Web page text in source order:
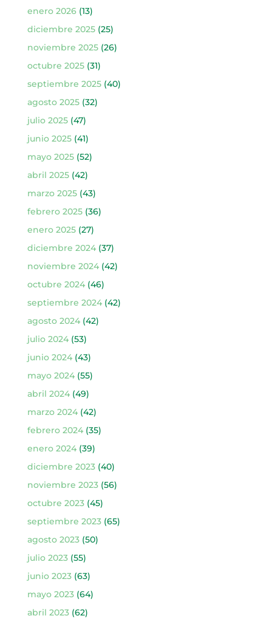
enero 2026(13)
diciembre 2025(25)
noviembre 2025(26)
octubre 2025(31)
septiembre 2025(40)
agosto 2025(32)
julio 2025(47)
junio 2025(41)
mayo 2025(52)
abril 2025(42)
marzo 2025(43)
febrero 2025(36)
enero 2025(27)
diciembre 2024(37)
noviembre 2024(42)
octubre 2024(46)
septiembre 2024(42)
agosto 2024(42)
julio 2024(53)
junio 2024(43)
mayo 2024(55)
abril 2024(49)
marzo 2024(42)
febrero 2024(35)
enero 2024(39)
diciembre 2023(40)
noviembre 2023(56)
octubre 2023(45)
septiembre 2023(65)
agosto 2023(50)
julio 2023(55)
junio 2023(63)
mayo 2023(64)
abril 2023(62)